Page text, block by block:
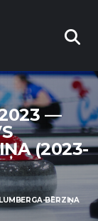
2023 —
(2023-
BĒRZIŅA